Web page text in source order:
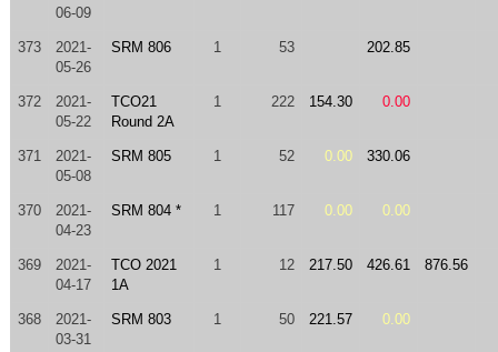
06-09
373
2021-
05-26
SRM 806 1 53 202.85
372
2021-
05-22
TCO21
Round 2A
1 222 154.30 0.00
371
2021-
05-08
SRM 805 1 52 0.00 330.06
370
2021-
04-23
SRM 804 * 1 117 0.00 0.00
369
2021-
04-17
TCO 2021
1A
1 12 217.50 426.61 876.56
368
2021-
03-31
SRM 803 1 50 221.57 0.00